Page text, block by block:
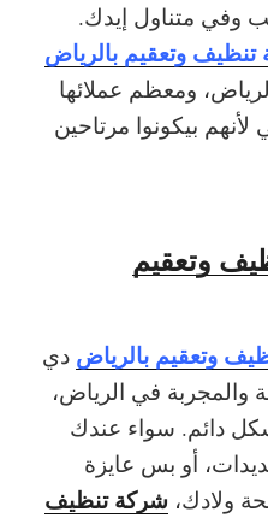
وفي متناول إيدك.
وتعقيم بالرياض
ومعظم عملائها
لأنهم بيكونوا مرتاحين
وتعقيم
وتعقيم بالرياض دي
والمجربة في الرياض،
دائم. سواء عندك
أو بس عايزة
ولادك، شركة تنظيف